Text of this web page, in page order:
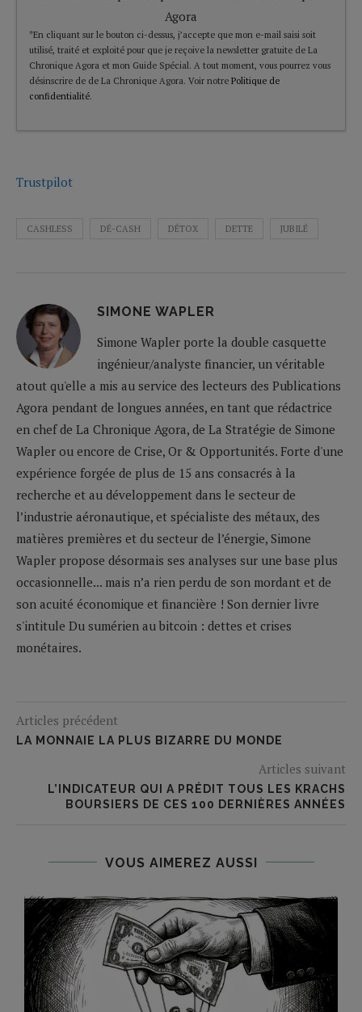
Agora
*En cliquant sur le bouton ci-dessus, j’accepte que mon e-mail saisi soit
utilisé, traité et exploité pour que je reçoive la newsletter gratuite de La
Chronique Agora et mon Guide Spécial. A tout moment, vous pourrez vous
désinscrire de de La Chronique Agora. Voir notre Politique de
confidentialité.
Trustpilot
CASHLESS DÉ-CASH DÉTOX DETTE JUBILÉ
SIMONE WAPLER
Simone Wapler porte la double casquette
ingénieur/analyste financier, un véritable
atout qu'elle a mis au service des lecteurs des Publications
Agora pendant de longues années, en tant que rédactrice
en chef de La Chronique Agora, de La Stratégie de Simone
Wapler ou encore de Crise, Or & Opportunités. Forte d'une
expérience forgée de plus de 15 ans consacrés à la
recherche et au développement dans le secteur de
l’industrie aéronautique, et spécialiste des métaux, des
matières premières et du secteur de l’énergie, Simone
Wapler propose désormais ses analyses sur une base plus
occasionnelle... mais n’a rien perdu de son mordant et de
son acuité économique et financière ! Son dernier livre
s'intitule Du sumérien au bitcoin : dettes et crises
monétaires.
Articles précédent
LA MONNAIE LA PLUS BIZARRE DU MONDE
Articles suivant
L’INDICATEUR QUI A PRÉDIT TOUS LES KRACHS
BOURSIERS DE CES 100 DERNIÈRES ANNÉES
VOUS AIMEREZ AUSSI